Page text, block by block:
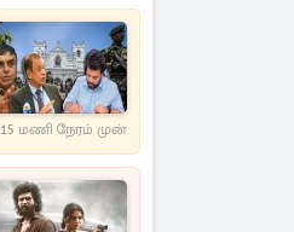
15 மணி நேரம் முன்